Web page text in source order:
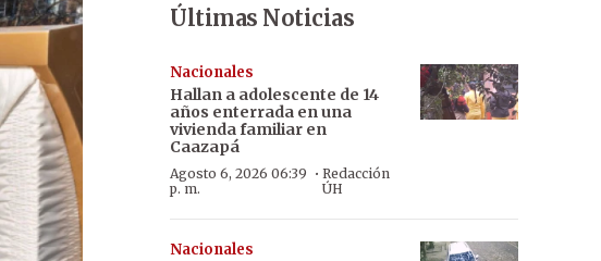
Últimas Noticias
Nacionales
Hallan a adolescente de 14
años enterrada en una
vivienda familiar en
Caazapá
Agosto 6, 2026 06:39
p. m.
·Redacción
ÚH
Nacionales